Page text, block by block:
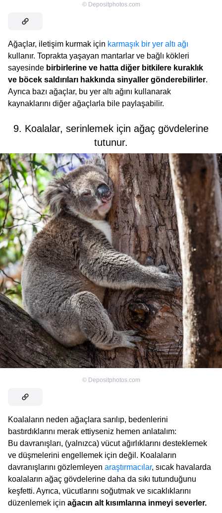
© Depositphotos.com
Ağaçlar, iletişim kurmak için karmaşık bir yer altı ağı
kullanır. Toprakta yaşayan mantarlar ve bağlı kökleri
sayesinde birbirlerine ve hatta diğer bitkilere kuraklık
ve böcek saldırıları hakkında sinyaller gönderebilirler.
Ayrıca bazı ağaçlar, bu yer altı ağını kullanarak
kaynaklarını diğer ağaçlarla bile paylaşabilir.
9. Koalalar, serinlemek için ağaç gövdelerine
tutunur.
© Depositphotos.com
Koalaların neden ağaçlara sarılıp, bedenlerini
bastırdıklarını merak ettiyseniz hemen anlatalım:
Bu davranışları, (yalnızca) vücut ağırlıklarını desteklemek
ve düşmelerini engellemek için değil. Koalaların
davranışlarını gözlemleyen araştırmacılar, sıcak havalarda
koalaların ağaç gövdelerine daha da sıkı tutunduğunu
keşfetti. Ayrıca, vücutlarını soğutmak ve sıcaklıklarını
düzenlemek için ağacın alt kısımlarına inmeyi severler.